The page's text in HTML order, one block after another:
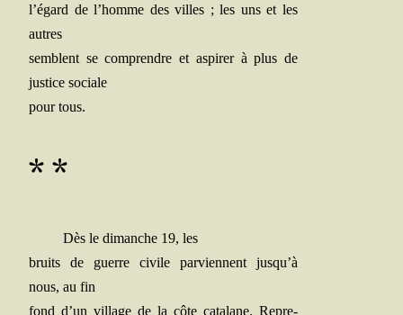
l’égard de l’homme des villes ; les uns et les
autres
semblent se com­prendre et aspi­rer à plus de
jus­tice sociale
pour tous.
* *
Dès le dimanche 19, les
bruits de guerre civile par­viennent jusqu’à
nous, au fin
fond d’un vil­lage de la côte cata­lane. Repre­